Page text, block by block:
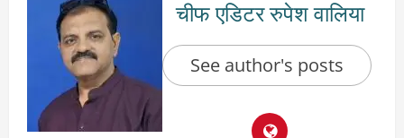
चीफ एडिटर रुपेश वालिया
See author's posts